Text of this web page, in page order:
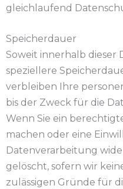
gleichlaufend
Speicherdauer
Soweit innerhalb
speziellere
verbleiben Ihre
bis der Zweck für die
Wenn Sie ein
machen oder eine
Datenverarbeitung
gelöscht, sofern wir
zulässigen Gründe für